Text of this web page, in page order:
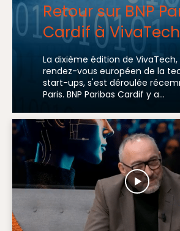
Retour sur BNP
Cardif à
La dixième édition de
rendez-vous européen de la
start-ups, s'est déroulée
Paris. BNP Paribas Cardif y a...